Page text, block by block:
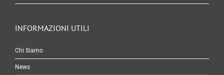
INFORMAZIONI UTILI
Chi Siamo
News